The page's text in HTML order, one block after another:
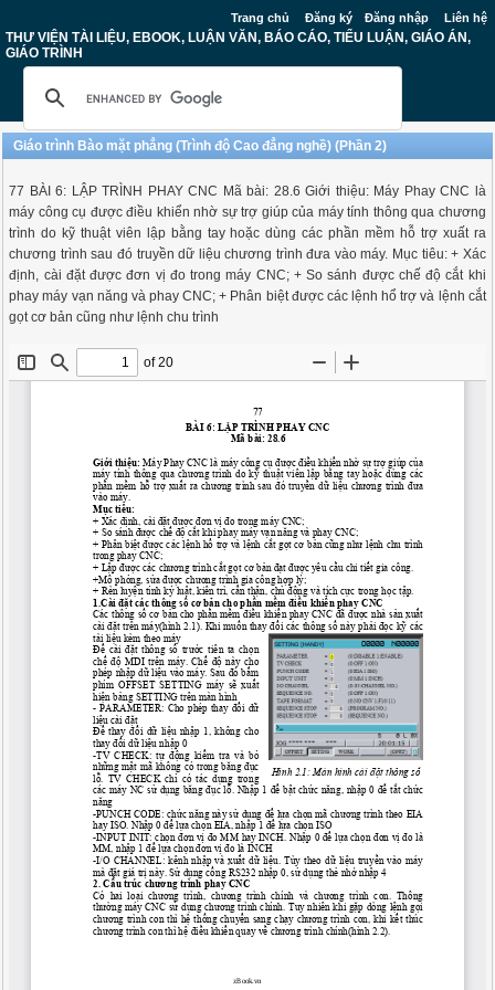
Trang chủ Đăng ký Đăng nhập Liên hệ
THƯ VIỆN TÀI LIỆU, EBOOK, LUẬN VĂN, BÁO CÁO, TIỂU LUẬN, GIÁO ÁN,
GIÁO TRÌNH
Giáo trình Bào mặt phẳng (Trình độ Cao đẳng nghề) (Phần 2)
77 BÀI 6: LẬP TRÌNH PHAY CNC Mã bài: 28.6 Giới thiệu: Máy Phay CNC là
máy công cụ được điều khiển nhờ sự trợ giúp của máy tính thông qua chương
trình do kỹ thuật viên lập bằng tay hoặc dùng các phần mềm hỗ trợ xuất ra
chương trình sau đó truyền dữ liệu chương trình đưa vào máy. Mục tiêu: + Xác
định, cài đặt được đơn vị đo trong máy CNC; + So sánh được chế độ cắt khi
phay máy vạn năng và phay CNC; + Phân biệt được các lệnh hổ trợ và lệnh cắt
gọt cơ bản cũng như lệnh chu trình